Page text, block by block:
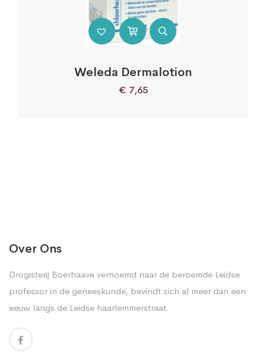
Weleda Dermalotion
€ 7,65
Over Ons
Drogisterij Boerhaave vernoemd naar de beroemde Leidse
professor in de geneeskunde, bevindt zich al meer dan een
eeuw langs de Leidse haarlemmerstraat.